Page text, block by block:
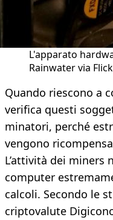
L'apparato
Rainwater via
Quando riescono a
verifica questi
minatori, perché
vengono
L’attività dei
computer
calcoli. Secondo le
criptovalute